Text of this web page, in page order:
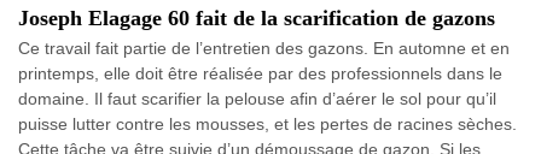
Joseph Elagage 60 fait de la scarification de gazons
Ce travail fait partie de l’entretien des gazons. En automne et en
printemps, elle doit être réalisée par des professionnels dans le
domaine. Il faut scarifier la pelouse afin d’aérer le sol pour qu’il
puisse lutter contre les mousses, et les pertes de racines sèches.
Cette tâche va être suivie d’un démoussage de gazon. Si les